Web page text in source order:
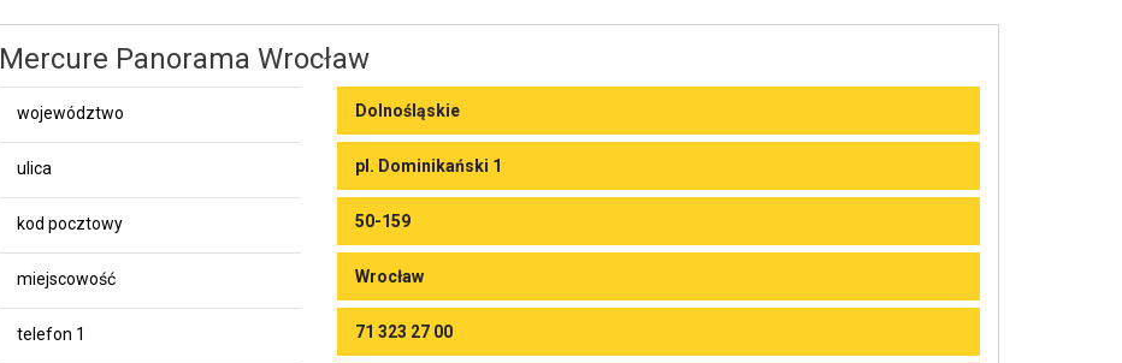
Mercure Panorama Wrocław
województwo Dolnośląskie
ulica pl. Dominikański 1
kod pocztowy 50-159
miejscowość Wrocław
telefon 1 71 323 27 00